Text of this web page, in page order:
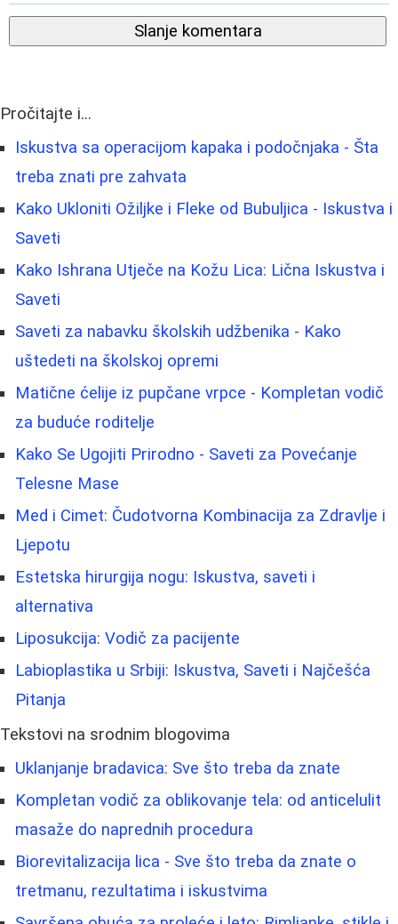
Slanje komentara
Pročitajte i...
Iskustva sa operacijom kapaka i podočnjaka - Šta
treba znati pre zahvata
Kako Ukloniti Ožiljke i Fleke od Bubuljica - Iskustva i
Saveti
Kako Ishrana Utječe na Kožu Lica: Lična Iskustva i
Saveti
Saveti za nabavku školskih udžbenika - Kako
uštedeti na školskoj opremi
Matične ćelije iz pupčane vrpce - Kompletan vodič
za buduće roditelje
Kako Se Ugojiti Prirodno - Saveti za Povećanje
Telesne Mase
Med i Cimet: Čudotvorna Kombinacija za Zdravlje i
Ljepotu
Estetska hirurgija nogu: Iskustva, saveti i
alternativa
Liposukcija: Vodič za pacijente
Labioplastika u Srbiji: Iskustva, Saveti i Najčešća
Pitanja
Tekstovi na srodnim blogovima
Uklanjanje bradavica: Sve što treba da znate
Kompletan vodič za oblikovanje tela: od anticelulit
masaže do naprednih procedura
Biorevitalizacija lica - Sve što treba da znate o
tretmanu, rezultatima i iskustvima